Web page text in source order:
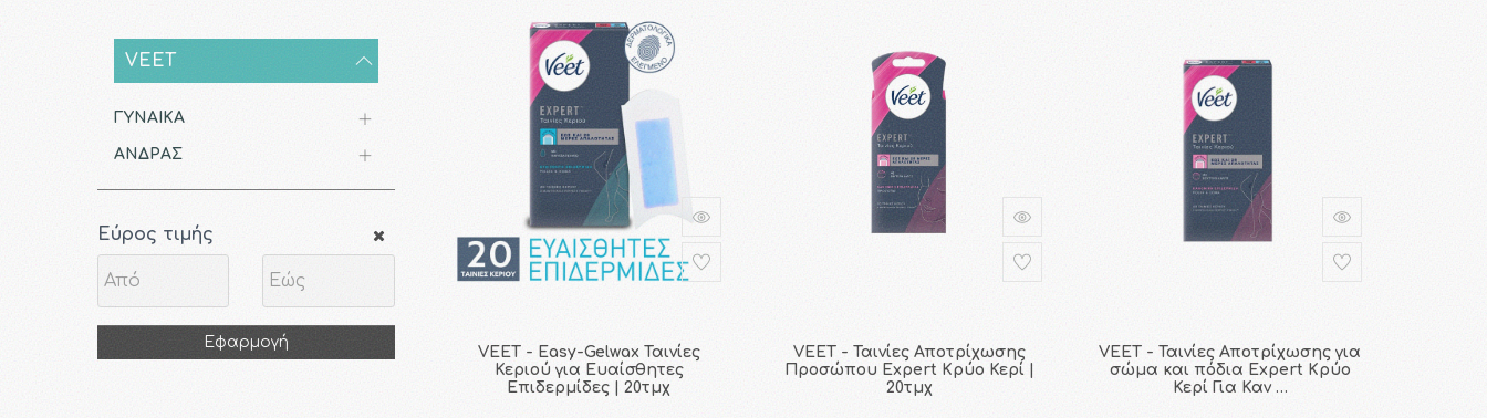
VEET
ΓΥΝΑΙΚΑ
ΑΝΔΡΑΣ
Εύρος τιμής
Εφαρμογή
VEET - Easy-Gelwax Ταινίες
Κεριού για Ευαίσθητες
Επιδερμίδες | 20τμχ
VEET - Ταινίες Αποτρίχωσης
Προσώπου Expert Κρύο Κερί |
20τμχ
VEET - Ταινίες Αποτρίχωσης για
σώμα και πόδια Expert Κρύο
Κερί Για Καν …